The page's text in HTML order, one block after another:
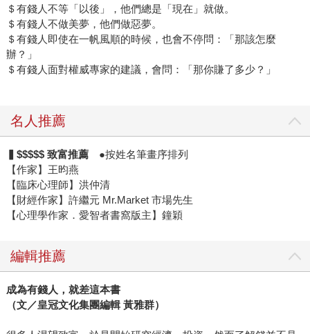
＄有錢人不等「以後」，他們總是「現在」就做。
＄有錢人不做美夢，他們做惡夢。
＄有錢人即使在一帆風順的時候，也會不停問：「那該怎麼
辦？」
＄有錢人面對權威專家的建議，會問：「那你賺了多少？」
名人推薦
▍$$$$$ 致富推薦●按姓名筆畫序排列
【作家】王昀燕
【臨床心理師】洪仲清
【財經作家】許繼元 Mr.Market 市場先生
【心理學作家．愛智者書窩版主】鐘穎
編輯推薦
成為有錢人，就差這本書
（文／皇冠文化集團編輯 黃雅群）